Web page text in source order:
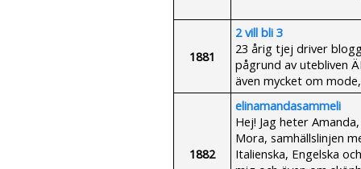
1881
2 vill bli 3
23 årig tjej driver
pågrund av utebliven
även mycket om
1882
elinamandasammeli
Hej! Jag heter
Mora, samhällslinjen
Italienska, Engelska